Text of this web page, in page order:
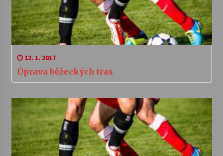
12. 1. 2017
Úprava běžeckých tras